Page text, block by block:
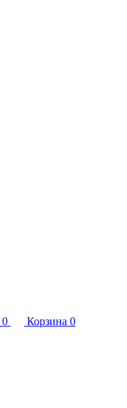
0 Корзина 0